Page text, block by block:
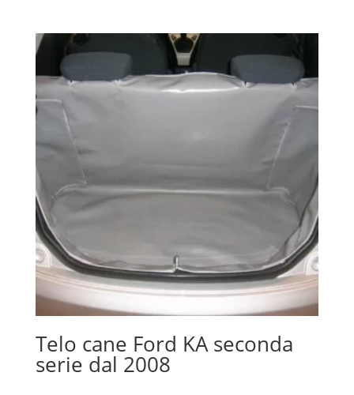
Telo cane Ford KA seconda
serie dal 2008